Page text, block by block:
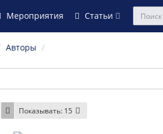
Мероприятия Статьи
Авторы
Показывать: 15